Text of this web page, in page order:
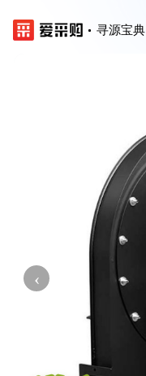
寻源宝典
‹